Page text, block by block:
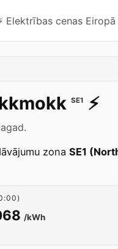
Elektrības cenas Eiropā
SE1 ⚡️
zona SE1
/kWh